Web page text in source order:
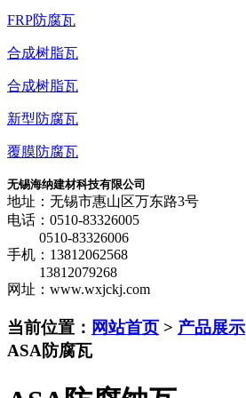
FRP防腐瓦
合成树脂瓦
合成树脂瓦
新型防腐瓦
覆膜防腐瓦
无锡海纳建材科技有限公司
地址：无锡市惠山区万东路3号
电话：0510-83326005
0510-83326006
手机：13812062568
13812079268
网址：www.wxjckj.com
当前位置： 网站首页 > 产品展示
ASA防腐瓦